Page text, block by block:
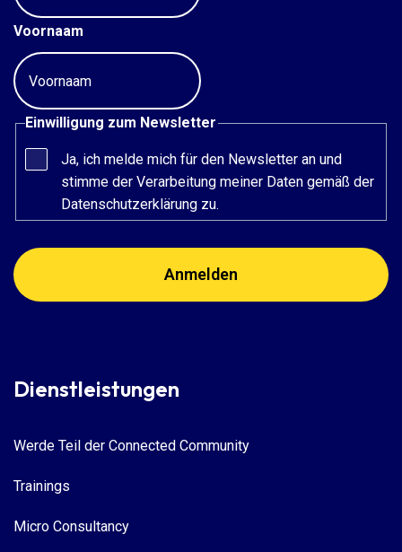
Voornaam
Einwilligung zum Newsletter
Ja, ich melde mich für den Newsletter an und
stimme der Verarbeitung meiner Daten gemäß der
Datenschutzerklärung zu.
Dienstleistungen
Werde Teil der Connected Community
Trainings
Micro Consultancy